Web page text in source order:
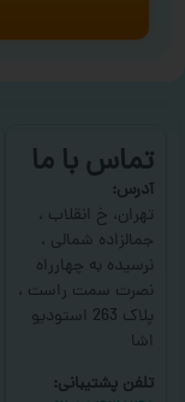
تماس با ما
آدرس:
تهران، خ انقلاب ،
جمالزاده شمالی ،
نرسیده به چهارراه
نصرت سمت راست ،
پلاک 263 استودیو
اشا
تلفن پشتیبانی: